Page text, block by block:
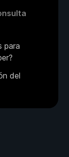
para
del